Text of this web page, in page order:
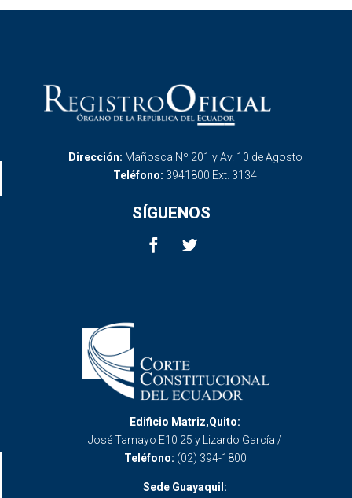
Dirección: Mañosca Nº 201 y Av. 10 de Agosto
Teléfono: 3941800 Ext. 3134
SÍGUENOS
Edificio Matriz,Quito:
José Tamayo E10 25 y Lizardo García /
Teléfono: (02) 394-1800
Sede Guayaquil: